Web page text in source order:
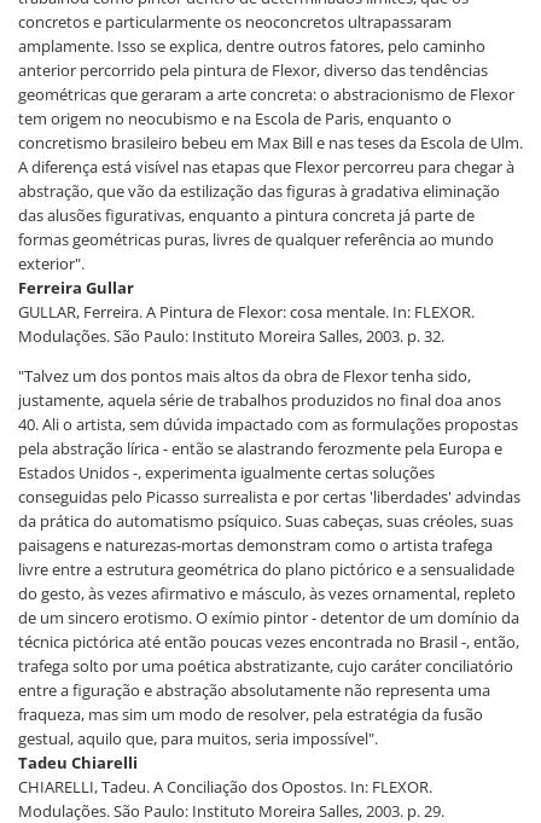
concretos e particularmente os neoconcretos ultrapassaram
amplamente. Isso se explica, dentre outros fatores, pelo caminho
anterior percorrido pela pintura de Flexor, diverso das tendências
geométricas que geraram a arte concreta: o abstracionismo de Flexor
tem origem no neocubismo e na Escola de Paris, enquanto o
concretismo brasileiro bebeu em Max Bill e nas teses da Escola de Ulm.
A diferença está visível nas etapas que Flexor percorreu para chegar à
abstração, que vão da estilização das figuras à gradativa eliminação
das alusões figurativas, enquanto a pintura concreta já parte de
formas geométricas puras, livres de qualquer referência ao mundo
exterior".
Ferreira Gullar
GULLAR, Ferreira. A Pintura de Flexor: cosa mentale. In: FLEXOR.
Modulações. São Paulo: Instituto Moreira Salles, 2003. p. 32.
"Talvez um dos pontos mais altos da obra de Flexor tenha sido,
justamente, aquela série de trabalhos produzidos no final doa anos
40. Ali o artista, sem dúvida impactado com as formulações propostas
pela abstração lírica - então se alastrando ferozmente pela Europa e
Estados Unidos -, experimenta igualmente certas soluções
conseguidas pelo Picasso surrealista e por certas 'liberdades' advindas
da prática do automatismo psíquico. Suas cabeças, suas créoles, suas
paisagens e naturezas-mortas demonstram como o artista trafega
livre entre a estrutura geométrica do plano pictórico e a sensualidade
do gesto, às vezes afirmativo e másculo, às vezes ornamental, repleto
de um sincero erotismo. O exímio pintor - detentor de um domínio da
técnica pictórica até então poucas vezes encontrada no Brasil -, então,
trafega solto por uma poética abstratizante, cujo caráter conciliatório
entre a figuração e abstração absolutamente não representa uma
fraqueza, mas sim um modo de resolver, pela estratégia da fusão
gestual, aquilo que, para muitos, seria impossível".
Tadeu Chiarelli
CHIARELLI, Tadeu. A Conciliação dos Opostos. In: FLEXOR.
Modulações. São Paulo: Instituto Moreira Salles, 2003. p. 29.